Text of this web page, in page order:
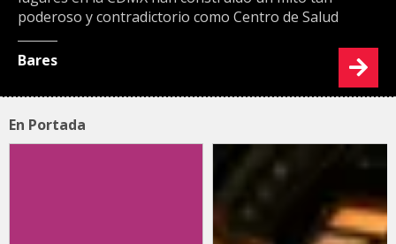
poderoso y contradictorio como Centro de Salud
Bares
En Portada